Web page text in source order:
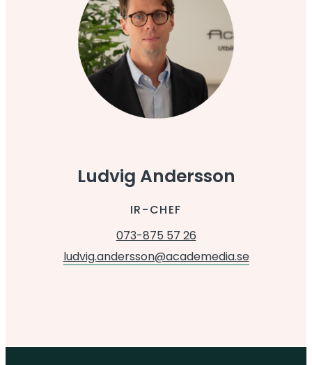
Ludvig Andersson
IR-CHEF
073-875 57 26
ludvig.andersson@academedia.se